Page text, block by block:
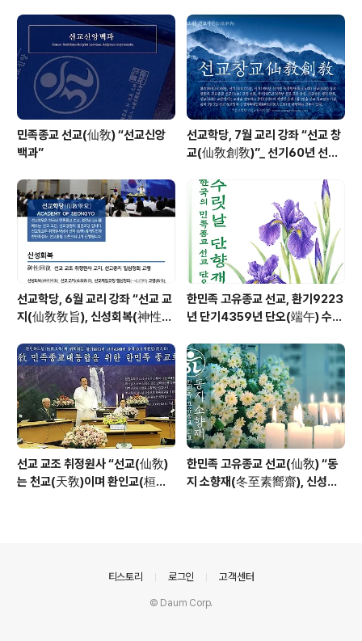
민족종교 선교(仙敎) “선교신앙
백과”
선교학당, 7월 교리 강좌 “선교 창
교(仙敎創敎)”_ 선기60년 선교
선교학당, 6월 교리 강좌 “선교 교
지(仙敎敎旨), 신성회복(神性回
열린학당
한민족 고유종교 선교, 환기9223
년 단기4359년 단오(端午) 수릿
사님 신성교화법문
선교 교조 취정원사 “선교(仙敎)
는 천교(天敎)이며 환인교(桓因
한민족 고유종교 선교(仙敎) “동
지 소향재(冬至素嚮齋), 신성의
티스토리 로그인 고객센터
© Daum Corp.